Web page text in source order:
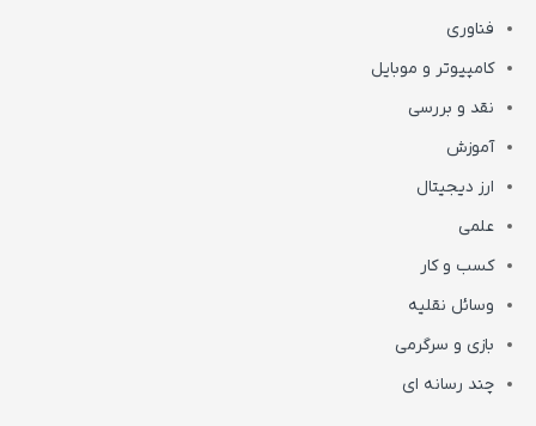
فناوری
کامپیوتر و موبایل
نقد و بررسی
آموزش
ارز دیجیتال
علمی
کسب و کار
وسائل نقلیه
بازی و سرگرمی
چند رسانه ای